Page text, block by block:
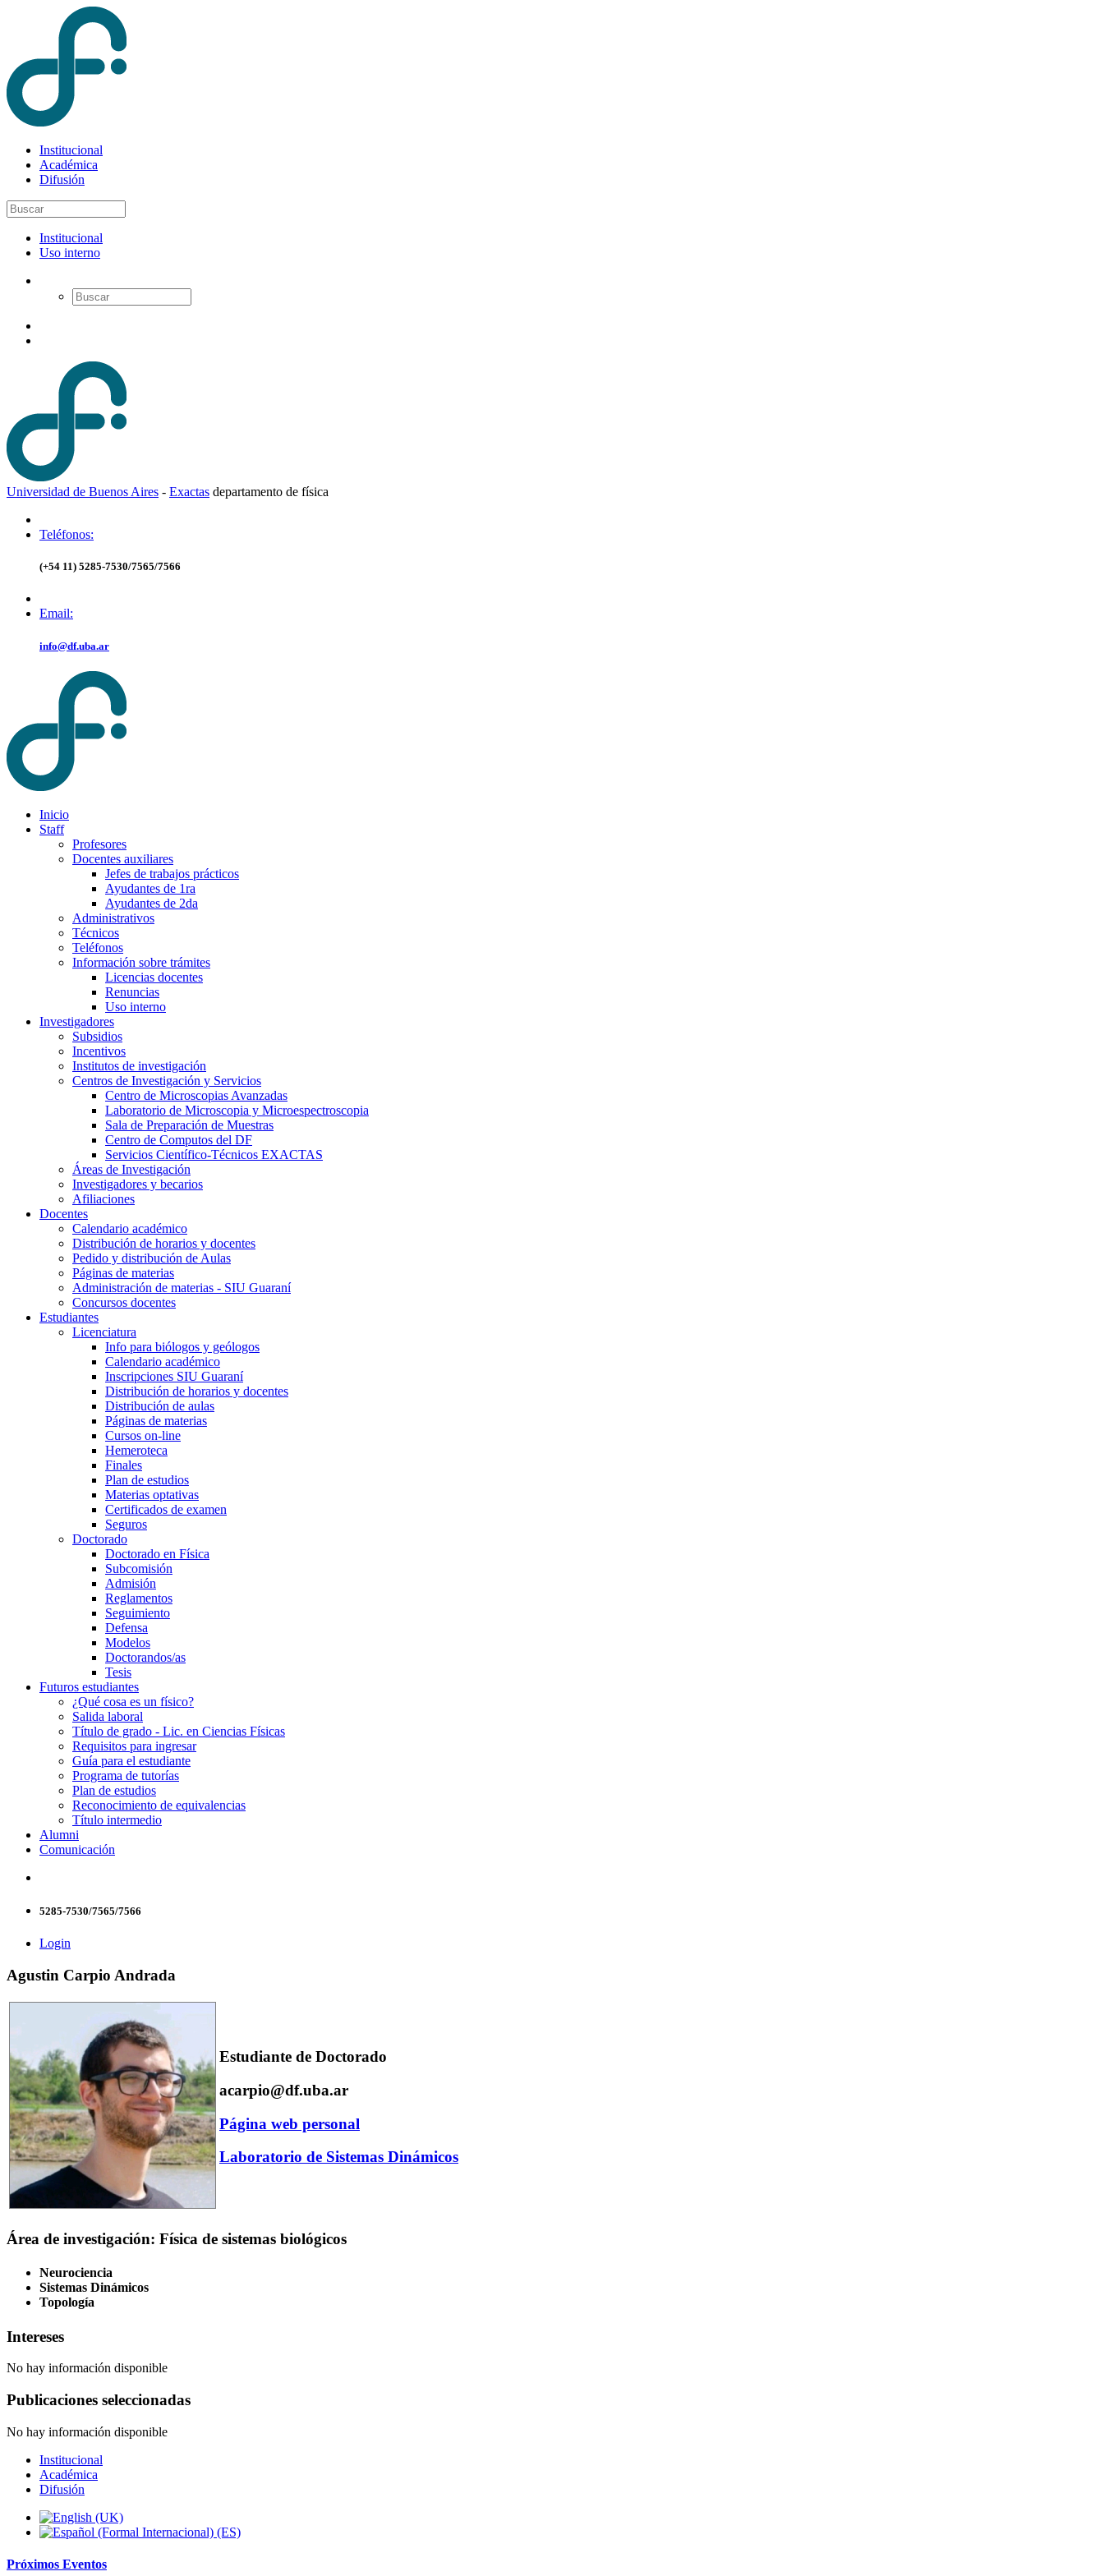
Institucional
Académica
Difusión
Institucional
Uso interno
Universidad de Buenos Aires - Exactas departamento de física
Teléfonos:
(+54 11) 5285-7530/7565/7566
Email:
info@df.uba.ar
Inicio
Staff
Profesores
Docentes auxiliares
Jefes de trabajos prácticos
Ayudantes de 1ra
Ayudantes de 2da
Administrativos
Técnicos
Teléfonos
Información sobre trámites
Licencias docentes
Renuncias
Uso interno
Investigadores
Subsidios
Incentivos
Institutos de investigación
Centros de Investigación y Servicios
Centro de Microscopias Avanzadas
Laboratorio de Microscopia y Microespectroscopia
Sala de Preparación de Muestras
Centro de Computos del DF
Servicios Científico-Técnicos EXACTAS
Áreas de Investigación
Investigadores y becarios
Afiliaciones
Docentes
Calendario académico
Distribución de horarios y docentes
Pedido y distribución de Aulas
Páginas de materias
Administración de materias - SIU Guaraní
Concursos docentes
Estudiantes
Licenciatura
Info para biólogos y geólogos
Calendario académico
Inscripciones SIU Guaraní
Distribución de horarios y docentes
Distribución de aulas
Páginas de materias
Cursos on-line
Hemeroteca
Finales
Plan de estudios
Materias optativas
Certificados de examen
Seguros
Doctorado
Doctorado en Física
Subcomisión
Admisión
Reglamentos
Seguimiento
Defensa
Modelos
Doctorandos/as
Tesis
Futuros estudiantes
¿Qué cosa es un físico?
Salida laboral
Título de grado - Lic. en Ciencias Físicas
Requisitos para ingresar
Guía para el estudiante
Programa de tutorías
Plan de estudios
Reconocimiento de equivalencias
Título intermedio
Alumni
Comunicación
5285-7530/7565/7566
Login
Agustin Carpio Andrada
Estudiante de Doctorado
acarpio@df.uba.ar
Página web personal
Laboratorio de Sistemas Dinámicos
Área de investigación: Física de sistemas biológicos
Neurociencia
Sistemas Dinámicos
Topología
Intereses
No hay información disponible
Publicaciones seleccionadas
No hay información disponible
Institucional
Académica
Difusión
Próximos Eventos